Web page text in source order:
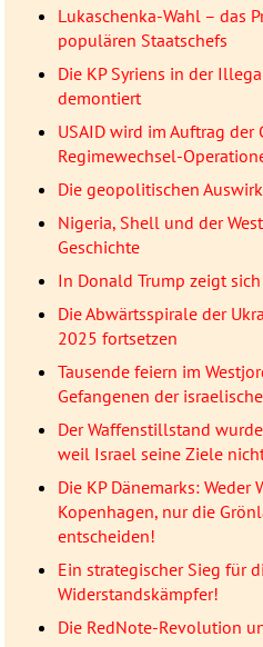
Lukaschenka-Wahl – das
populären Staatschefs
Die KP Syriens in der
demontiert
USAID wird im Auftrag der
Regimewechsel-
Die geopolitischen
Nigeria, Shell und der
Geschichte
In Donald Trump zeigt
Die Abwärtsspirale der
2025 fortsetzen
Tausende feiern im
Gefangenen der
Der Waffenstillstand
weil Israel seine Ziele
Die KP Dänemarks: Weder
Kopenhagen, nur die
entscheiden!
Ein strategischer Sieg für
Widerstandskämpfer!
Die RedNote-Revolution